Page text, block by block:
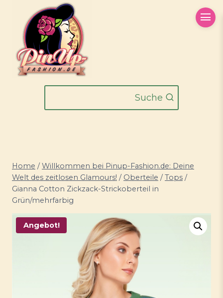
springen
Suche
Home / Willkommen bei Pinup-Fashion.de: Deine
Welt des zeitlosen Glamours! / Oberteile / Tops /
Gianna Cotton Zickzack-Strickoberteil in
Grün/mehrfarbig
Angebot!